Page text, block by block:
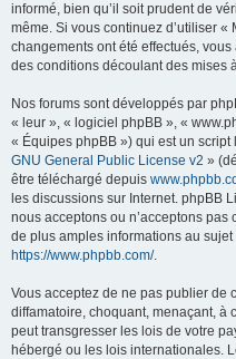
informé, bien qu’il soit prudent de
même. Si vous continuez d’utiliser
changements ont été effectués,
des conditions découlant des mises
Nos forums sont développés par
« leur », « logiciel phpBB », «
« Équipes phpBB ») qui est un
GNU General Public License v2 »
être téléchargé depuis
les discussions sur Internet. phpBB
nous acceptons ou n’acceptons
de plus amples informations au
https://www.phpbb.com/.
Vous acceptez de ne pas publier de
diffamatoire, choquant, menaçant, à
peut transgresser les lois de votre
hébergé ou les lois internationales.